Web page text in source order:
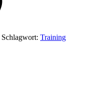
Schlagwort: Training